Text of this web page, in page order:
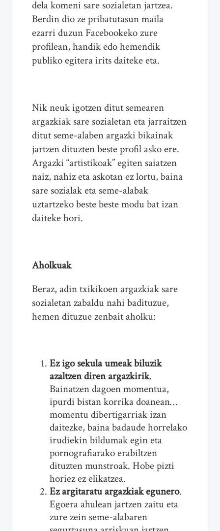
dela komeni sare sozialetan jartzea.
Berdin dio ze pribatutasun maila
ezarri duzun Facebookeko zure
profilean, handik edo hemendik
publiko egitera irits daiteke eta.
Nik neuk igotzen ditut semearen
argazkiak sare sozialetan eta jarraitzen
ditut seme-alaben argazki bikainak
jartzen dituzten beste profil asko ere.
Argazki “artistikoak” egiten saiatzen
naiz, nahiz eta askotan ez lortu, baina
sare sozialak eta seme-alabak
uztartzeko beste beste modu bat izan
daiteke hori.
Aholkuak
Beraz, adin txikikoen argazkiak sare
sozialetan zabaldu nahi badituzue,
hemen dituzue zenbait aholku:
Ez igo sekula umeak biluzik
azaltzen diren argazkirik.
Bainatzen dagoen momentua,
ipurdi bistan korrika doanean…
momentu dibertigarriak izan
daitezke, baina badaude horrelako
irudiekin bildumak egin eta
pornografiarako erabiltzen
dituzten munstroak. Hobe pizti
horiez ez elikatzea.
Ez argitaratu argazkiak egunero.
Egoera ahulean jartzen zaitu eta
zure zein seme-alabaren